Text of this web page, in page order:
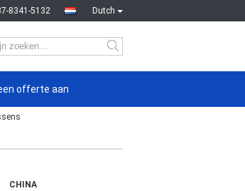
Dutch
8341-5132
offerte aan
CHINA